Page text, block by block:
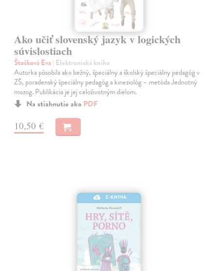
Ako učiť slovenský jazyk v logických
súvislostiach
Štočková Eva| Elektronická kniha
Autorka pôsobila ako bežný, špeciálny a školský špeciálny pedagóg v
ZŠ, poradenský špeciálny pedagóg a kineziológ – metóda Jednotný
mozog. Publikácia je jej celoživotným dielom.
Na stiahnutie ako PDF
10,50 €
E-KNIHA